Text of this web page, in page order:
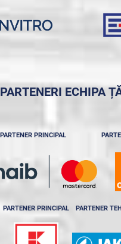
PARTENERI ECHIPA
PARTENER PRINCIPAL
PARTENER PRINCIPAL PARTENER